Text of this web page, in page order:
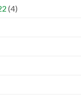
(4)